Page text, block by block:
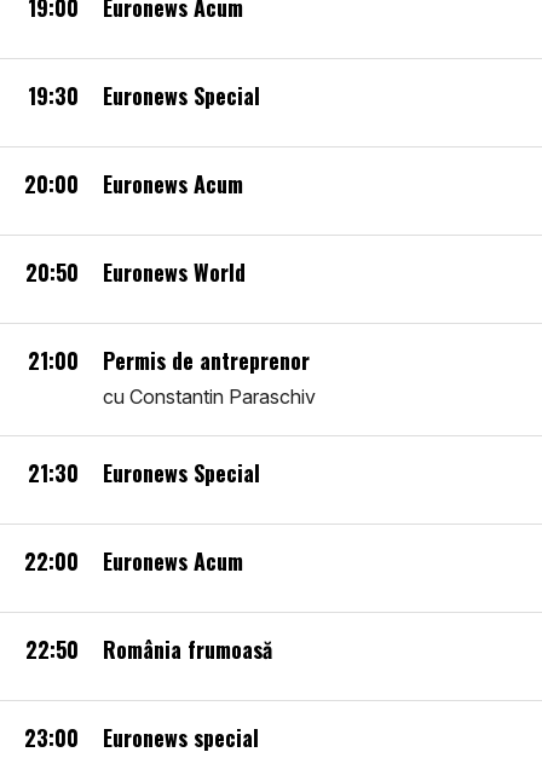
19:00 Euronews Acum
19:30 Euronews Special
20:00 Euronews Acum
20:50 Euronews World
21:00 Permis de antreprenor
cu Constantin Paraschiv
21:30 Euronews Special
22:00 Euronews Acum
22:50 România frumoasă
23:00 Euronews special